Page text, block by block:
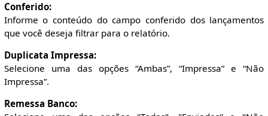
Conferido:
Informe o conteúdo do campo conferido dos lançamentos
que você deseja filtrar para o relatório.
Duplicata Impressa:
Selecione uma das opções “Ambas”, “Impressa” e “Não
Impressa”.
Remessa Banco: